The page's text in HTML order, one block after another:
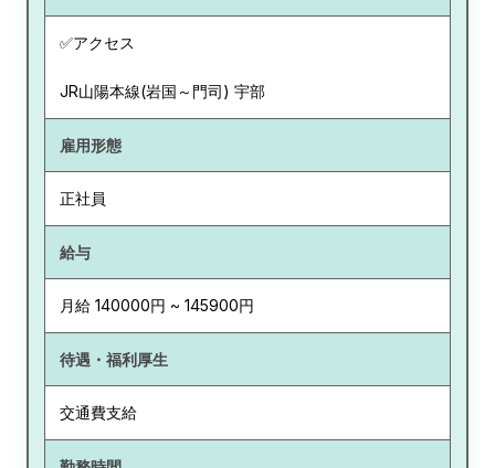
✅アクセス
JR山陽本線(岩国～門司) 宇部
雇用形態
正社員
給与
月給 140000円 ~ 145900円
待遇・福利厚生
交通費支給